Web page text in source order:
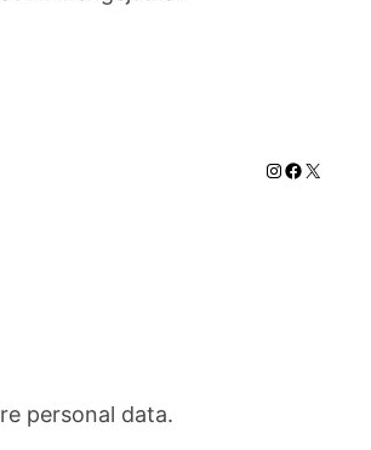
Instagram
X
personal data.